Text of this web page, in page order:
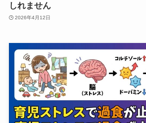
しれません
2026年4月12日